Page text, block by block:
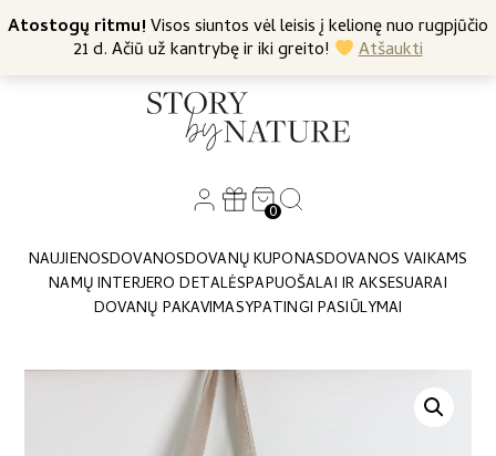
Atostogų ritmu!Visos siuntos vėl leisis į kelionę nuo rugpjūčio
21 d. Ačiū už kantrybę ir iki greito!
Atšaukti
Nemokamas siuntimas nuo 45 Eur +370 682 57369
0
NAUJIENOSDOVANOSDOVANŲ KUPONASDOVANOS VAIKAMS
NAMŲ INTERJERO DETALĖSPAPUOŠALAI IR AKSESUARAI
DOVANŲ PAKAVIMASYPATINGI PASIŪLYMAI